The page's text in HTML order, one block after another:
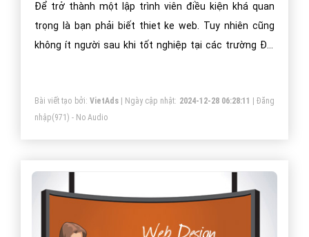
Để trở thành một lập trình viên điều kiện khá quan
trọng là bạn phải biết thiet ke web. Tuy nhiên cũng
không ít người sau khi tốt nghiệp tại các trường Đại
trình thiet ke web như thế nào.
Bài viết tạo bởi: VietAds| Ngày cập nhật: 2024-12-28 06:28:11 |Đăng
nhập(971) - No Audio